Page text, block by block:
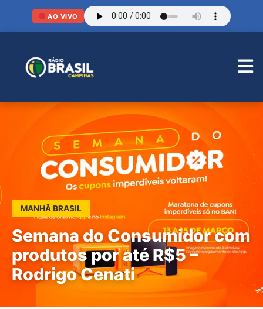
AO VIVO
MANHÃ BRASIL
Semana do Consumidor com
produtos por até R$5 –
Rodrigo Cenati